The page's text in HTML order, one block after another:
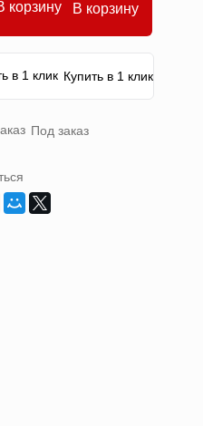
В корзину
Купить в 1 клик
Под заказ